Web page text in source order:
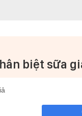
biệt sữa